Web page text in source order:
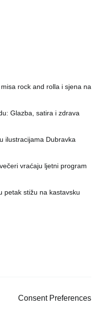
rock and rolla i sjena na
Glazba, satira i zdrava
ilustracijama Dubravka
vraćaju ljetni program
petak stižu na kastavsku
Consent Preferences